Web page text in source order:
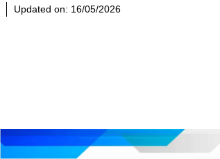
Updated on: 16/05/2026